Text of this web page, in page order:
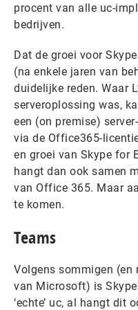
procent van alle uc-
bedrijven.
Dat de groei voor
(na enkele jaren van
duidelijke reden. Waar
serveroplossing was,
een (on premise)
via de Office365-
en groei van Skype for
hangt dan ook samen
van Office 365. Maar
te komen.
Teams
Volgens sommigen (en
van Microsoft) is
‘echte’ uc, al hangt dit